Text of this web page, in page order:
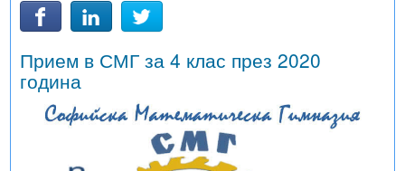
Прием в СМГ за 4 клас през 2020
година